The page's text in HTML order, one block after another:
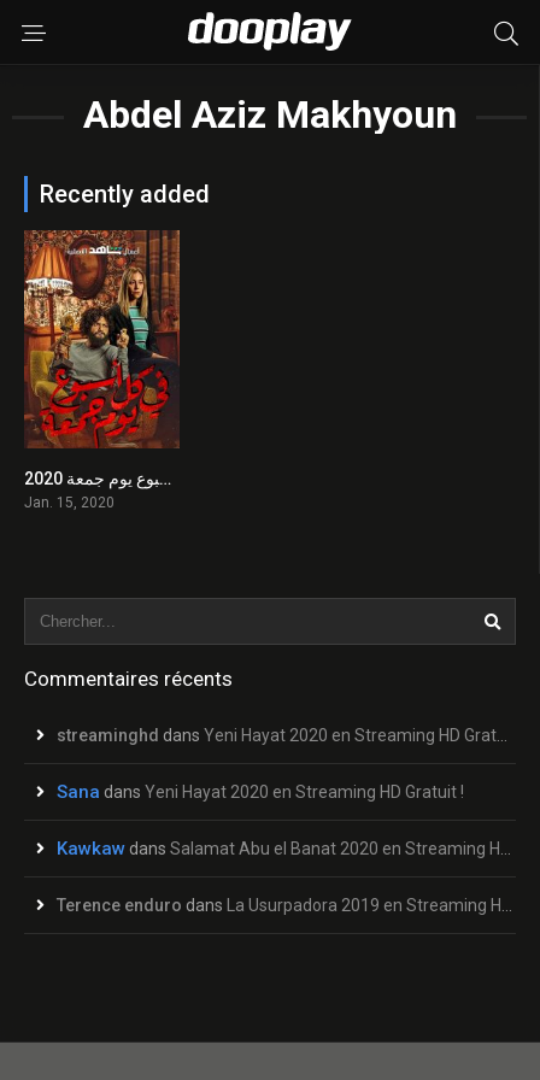
Abdel Aziz Makhyoun
Recently added
9
في كل أسبوع يوم جمعة 2020 en Streaming HD Gratuit !
Jan. 15, 2020
Commentaires récents
streaminghd dans Yeni Hayat 2020 en Streaming HD Gratuit !
Sana dans Yeni Hayat 2020 en Streaming HD Gratuit !
Kawkaw dans Salamat Abu el Banat 2020 en Streaming HD Gratuit !
Terence enduro dans La Usurpadora 2019 en Streaming HD Gratuit !